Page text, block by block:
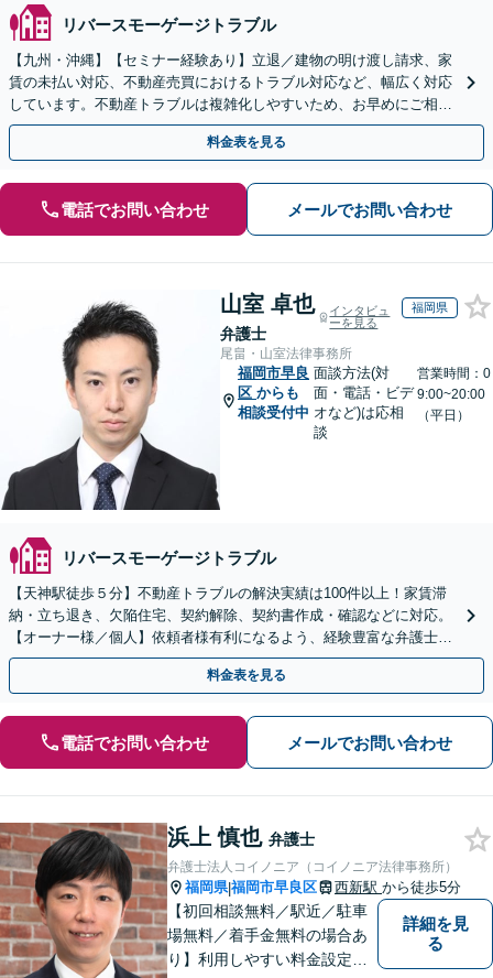
リバースモーゲージトラブル
【九州・沖縄】【セミナー経験あり】立退／建物の明け渡し請求、家
賃の未払い対応、不動産売買におけるトラブル対応など、幅広く対応
しています。不動産トラブルは複雑化しやすいため、お早めにご相談
ください。【休日・夜間面談可】
料金表を見る
電話でお問い合わせ メールでお問い合わせ
山室 卓也
弁護士
インタビュ
ーを見る
福岡県
尾畠・山室法律事務所
福岡市早良
区 からも
相談受付中
面談方法(対
面・電話・ビデ
オなど)は応相
談
営業時間：0
9:00~20:00
（平日）
リバースモーゲージトラブル
【天神駅徒歩５分】不動産トラブルの解決実績は100件以上！家賃滞
納・立ち退き、欠陥住宅、契約解除、契約書作成・確認などに対応。
【オーナー様／個人】依頼者様有利になるよう、経験豊富な弁護士が
交渉いたします。まずは電話相談からお越しください
料金表を見る
電話でお問い合わせ メールでお問い合わせ
浜上 慎也 弁護士
弁護士法人コイノニア（コイノニア法律事務所）
福岡県|福岡市早良区 西新駅 から徒歩5分
【初回相談無料／駅近／駐車
場無料／着手金無料の場合あ
り】利用しやすい料金設定に
詳細を見
る